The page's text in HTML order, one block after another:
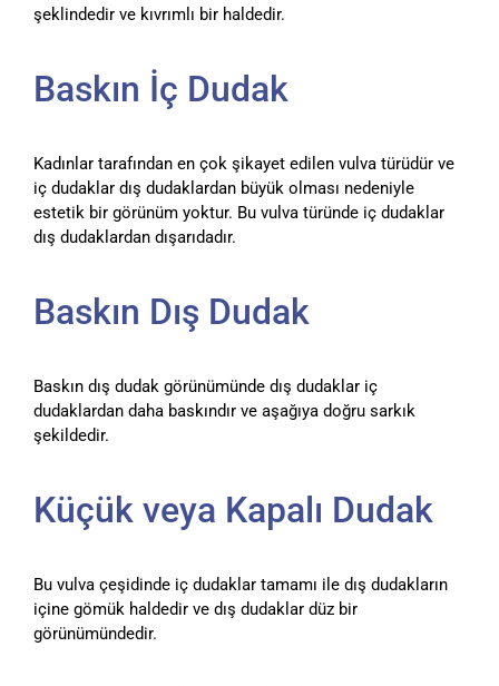
şeklindedir ve kıvrımlı bir haldedir.
Baskın İç Dudak
Kadınlar tarafından en çok şikayet edilen vulva türüdür ve
iç dudaklar dış dudaklardan büyük olması nedeniyle
estetik bir görünüm yoktur. Bu vulva türünde iç dudaklar
dış dudaklardan dışarıdadır.
Baskın Dış Dudak
Baskın dış dudak görünümünde dış dudaklar iç
dudaklardan daha baskındır ve aşağıya doğru sarkık
şekildedir.
Küçük veya Kapalı Dudak
Bu vulva çeşidinde iç dudaklar tamamı ile dış dudakların
içine gömük haldedir ve dış dudaklar düz bir
görünümündedir.